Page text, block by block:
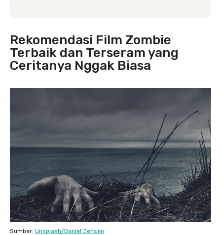
Rekomendasi Film Zombie
Terbaik dan Terseram yang
Ceritanya Nggak Biasa
Sumber: Unsplash/Daniel Jensen